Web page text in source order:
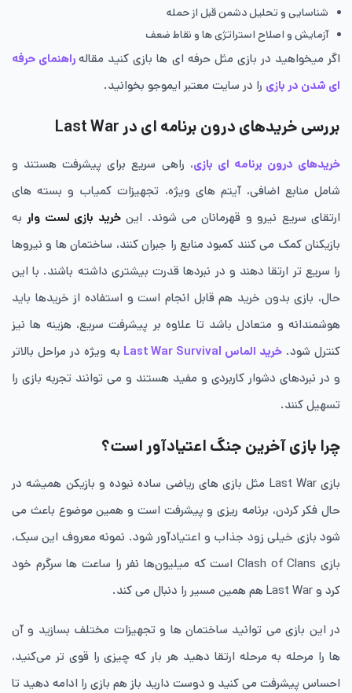
شناسایی و تحلیل دشمن قبل از حمله
آزمایش و اصلاح استراتژی ها و نقاط ضعف
اگر میخواهید در بازی مثل حرفه ای ها بازی کنید مقالهراهنمای حرفه
ای شدن در بازی را در سایت معتبر ایموجو بخوانید.
بررسی خریدهای درون برنامه ای در Last War
خریدهای درون ‌برنامه ای بازی، راهی سریع برای پیشرفت هستند و
شامل منابع اضافی، آیتم های ویژه، تجهیزات کمیاب و بسته های
ارتقای سریع نیرو و قهرمانان می شوند. اینخرید بازی لست وار به
بازیکنان کمک می کنند کمبود منابع را جبران کنند، ساختمان ها و نیروها
را سریع تر ارتقا دهند و در نبردها قدرت بیشتری داشته باشند. با این
حال، بازی بدون خرید هم قابل انجام است و استفاده از خریدها باید
هوشمندانه و متعادل باشد تا علاوه بر پیشرفت سریع، هزینه ها نیز
کنترل شود. خرید الماس Last War Survival
به ویژه در مراحل بالاتر
و در نبردهای دشوار کاربردی و مفید هستند و می توانند تجربه بازی را
تسهیل کنند.
چرا بازی آخرین جنگ اعتیادآور است؟
بازی Last War مثل بازی های ریاضی ساده نبوده و بازیکن همیشه در
حال فکر کردن، برنامه ریزی و پیشرفت است و همین موضوع باعث می
شود بازی خیلی زود جذاب و اعتیادآور شود. نمونه معروف این سبک،
بازی Clash of Clans است که میلیون‌ها نفر را ساعت ها سرگرم خود
کرد و Last War هم همین مسیر را دنبال می کند.
در این بازی می توانید ساختمان ها و تجهیزات مختلف بسازید و آن
ها را مرحله به مرحله ارتقا دهید هر بار که چیزی را قوی تر می‌کنید،
احساس پیشرفت می کنید و دوست دارید باز هم بازی را ادامه دهید تا